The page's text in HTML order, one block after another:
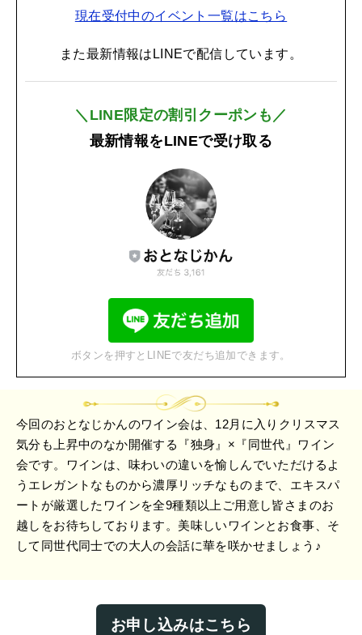
現在受付中のイベント一覧はこちら
また最新情報はLINEで配信しています。
＼LINE限定の割引クーポンも／
最新情報をLINEで受け取る
ボタンを押すとLINEで友だち追加できます。
今回のおとなじかんのワイン会は、12月に入りクリスマス
気分も上昇中のなか開催する『独身』×『同世代』ワイン
会です。ワインは、味わいの違いを愉しんでいただけるよ
うエレガントなものから濃厚リッチなものまで、エキスパ
ートが厳選したワインを全9種類以上ご用意し皆さまのお
越しをお待ちしております。美味しいワインとお食事、そ
して同世代同士での大人の会話に華を咲かせましょう♪
お申し込みはこちら